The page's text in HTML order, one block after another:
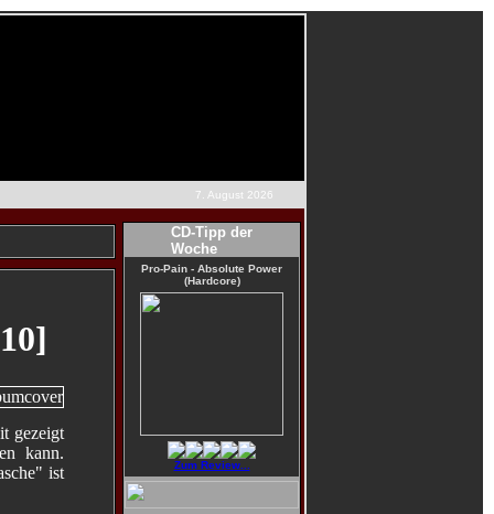
7. August 2026
gezeigt
kann.
ist
CD-Tipp der
Woche
Pro-Pain - Absolute Power
(Hardcore)
Zum Review...